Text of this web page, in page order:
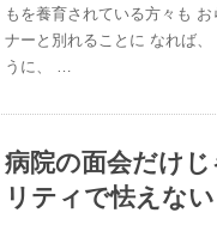
もを養育されている方々も
ナーと別れることに なれば
うに、 …
病院の面会だけ
リティで怯えな